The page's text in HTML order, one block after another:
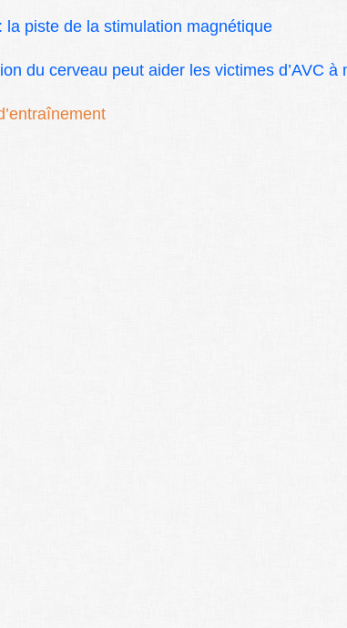
la piste de la stimulation magnétique
du cerveau peut aider les victimes d’AVC à